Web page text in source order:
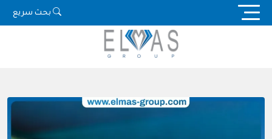
Skip
بحث سريع